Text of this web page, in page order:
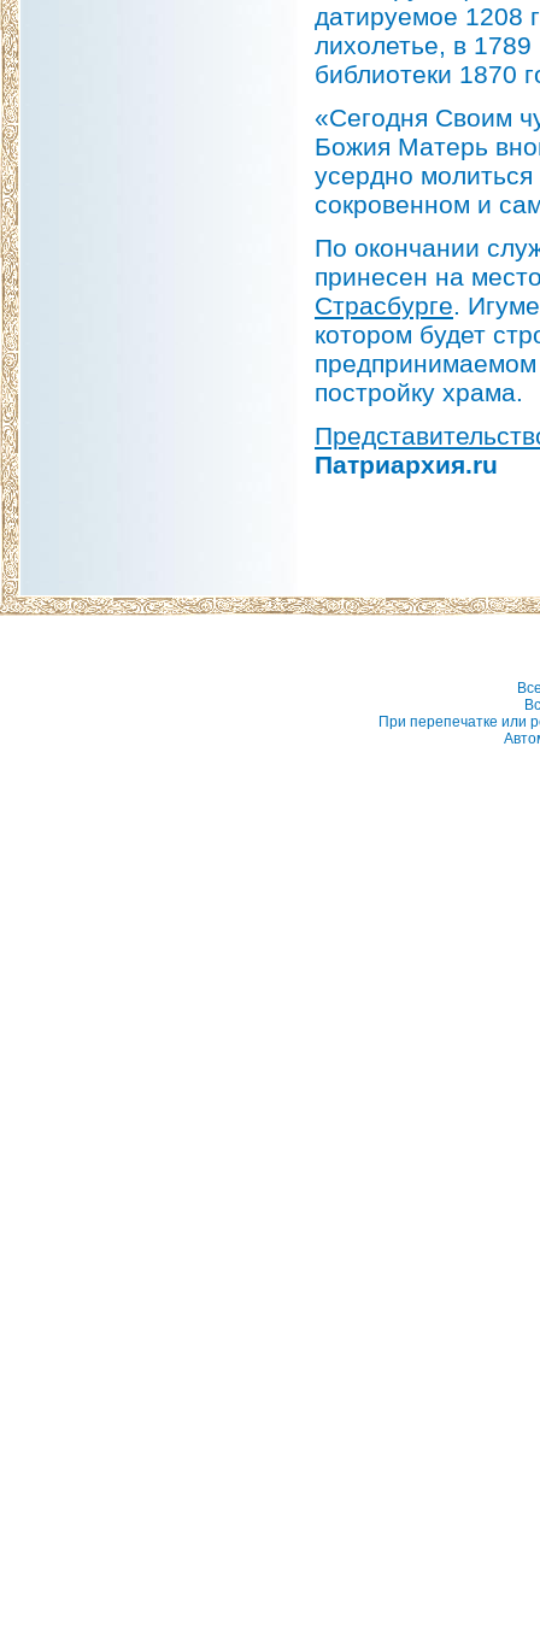
датируемое 1208
лихолетье, в
библиотеки 1870
«Сегодня Своим
Божия Матерь
усердно
сокровенном и
По окончании
принесен на
Страсбурге.
котором будет
постройку храма.
Патриархия.ru
При перепечатке или